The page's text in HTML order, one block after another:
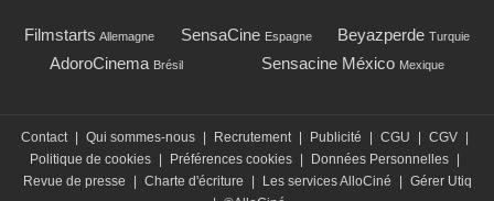
Filmstarts Allemagne SensaCine Espagne Beyazperde Turquie
AdoroCinema Brésil Sensacine México Mexique
Contact Qui sommes-nous Recrutement Publicité CGU CGV
Politique de cookies
Préférences cookies Données Personnelles
Revue de presse
Charte d'écriture Les services AlloCiné
Gérer Utiq